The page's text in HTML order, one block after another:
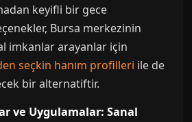
keyifli bir gece
Bursa merkezinin
imkanlar arayanlar için
seçkin hanım profilleri ile de
bir alternatiftir.
ve Uygulamalar: Sanal